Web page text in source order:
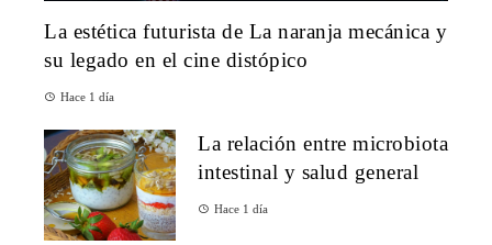
La estética futurista de La naranja mecánica y
su legado en el cine distópico
Hace 1 día
La relación entre microbiota
intestinal y salud general
Hace 1 día